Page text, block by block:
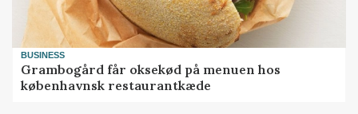
BUSINESS
Grambogård får oksekød på menuen hos
københavnsk restaurantkæde